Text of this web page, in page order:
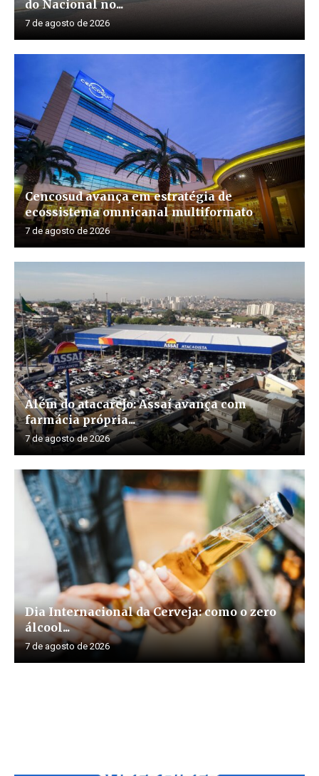
do Nacional no...
7 de agosto de 2026
Cencosud avança em estratégia de
ecossistema omnicanal multiformato
7 de agosto de 2026
Além do atacarejo: Assaí avança com
farmácia própria...
7 de agosto de 2026
Dia Internacional da Cerveja: como o zero
álcool...
7 de agosto de 2026